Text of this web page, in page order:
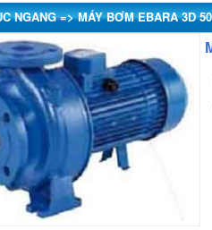
NGANG => MÁY BƠM EBARA 3D